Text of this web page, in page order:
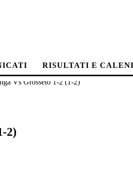
RISULTATI E
Vs Grosseto 1-2 (1-2)
2)